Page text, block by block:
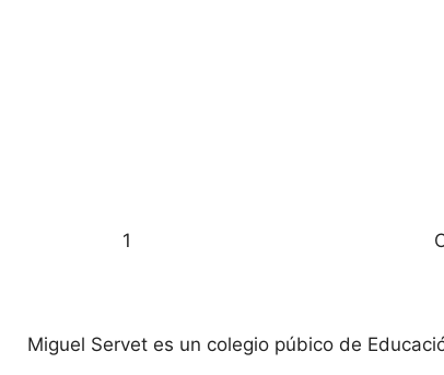
1
Miguel Servet es un colegio púbico de